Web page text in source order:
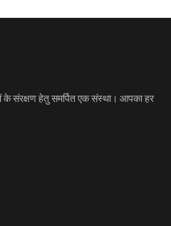
के संरक्षण हेतु समर्पित एक संस्था। आपका हर